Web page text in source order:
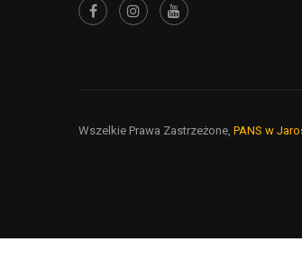
Wszelkie Prawa Zastrzeżone, PANS w